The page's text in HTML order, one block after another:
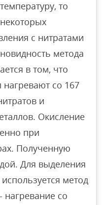
то
с нитратами
метода
в том, что
со 167
и
Окисление
при
Полученную
Для выделения
метод
со